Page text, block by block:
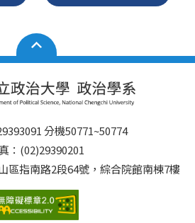
分機50771~50774
：(02)29390201
區指南路2段64號，綜合院館南棟7樓